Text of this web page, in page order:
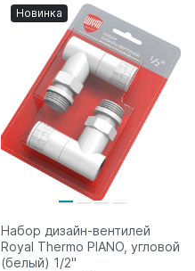
Новинка
Набор дизайн-вентилей
Royal Thermo PIANO, угловой
(белый) 1/2"